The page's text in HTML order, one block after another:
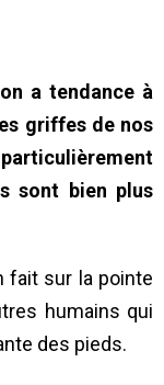
a tendance à
griffes de nos
sont bien plus
fait sur la pointe
humains qui
des pieds.